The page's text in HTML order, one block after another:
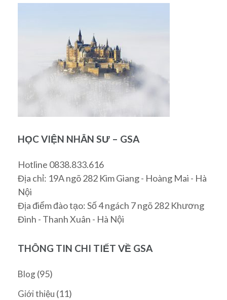
HỌC VIỆN NHÂN SƯ – GSA
Hotline 0838.833.616
Địa chỉ: 19A ngõ 282 Kim Giang - Hoàng Mai - Hà
Nội
Địa điểm đào tạo: Số 4 ngách 7 ngõ 282 Khương
Đình - Thanh Xuân - Hà Nội
THÔNG TIN CHI TIẾT VỀ GSA
Blog(95)
Giới thiệu (11)